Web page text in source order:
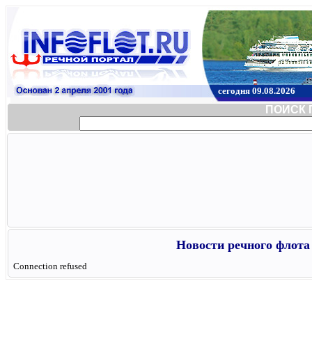
сегодня 09.08.2026
ПОИСК
Новости речного
Connection refused